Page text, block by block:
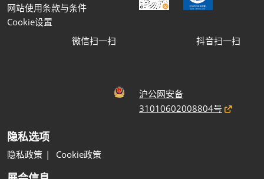
网站使用条款与条件
Cookie设置
微信扫一扫 抖音扫一扫
沪公网安备
31010602008804号
隐私选项
隐私政策 Cookie政策